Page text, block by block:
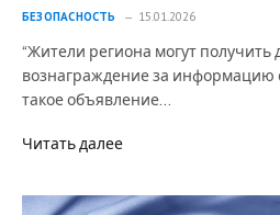
БЕЗОПАСНОСТЬ 15.01.2026
“Жители региона могут получить
вознаграждение за информацию
такое объявление…
Читать далее